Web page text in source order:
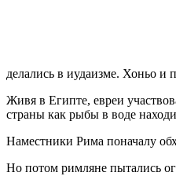
делались в иудаизме. Хоньо и
Живя в Египте, евреи
страны как рыбы в воде
Наместники Рима поначалу
Но потом римляне пытались